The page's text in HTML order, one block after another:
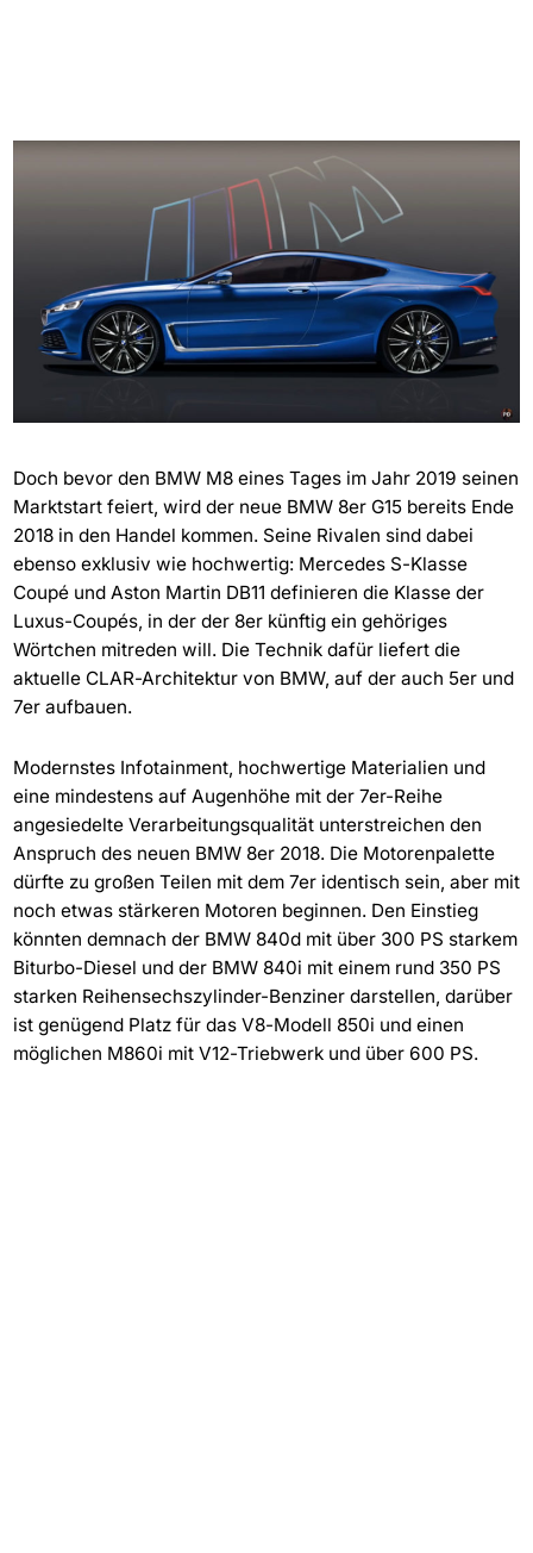
Doch bevor den BMW M8 eines Tages im Jahr 2019 seinen
Marktstart feiert, wird der neue BMW 8er G15 bereits Ende
2018 in den Handel kommen. Seine Rivalen sind dabei
ebenso exklusiv wie hochwertig: Mercedes S-Klasse
Coupé und Aston Martin DB11 definieren die Klasse der
Luxus-Coupés, in der der 8er künftig ein gehöriges
Wörtchen mitreden will. Die Technik dafür liefert die
aktuelle CLAR-Architektur von BMW, auf der auch 5er und
7er aufbauen.
Modernstes Infotainment, hochwertige Materialien und
eine mindestens auf Augenhöhe mit der 7er-Reihe
angesiedelte Verarbeitungsqualität unterstreichen den
Anspruch des neuen BMW 8er 2018. Die Motorenpalette
dürfte zu großen Teilen mit dem 7er identisch sein, aber mit
noch etwas stärkeren Motoren beginnen. Den Einstieg
könnten demnach der BMW 840d mit über 300 PS starkem
Biturbo-Diesel und der BMW 840i mit einem rund 350 PS
starken Reihensechszylinder-Benziner darstellen, darüber
ist genügend Platz für das V8-Modell 850i und einen
möglichen M860i mit V12-Triebwerk und über 600 PS.